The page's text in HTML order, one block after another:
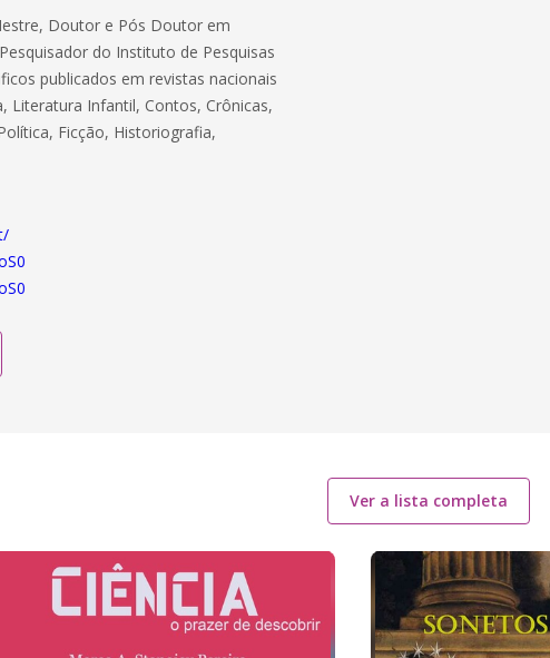
Doutor e Pós Doutor em
do Instituto de Pesquisas
publicados em revistas nacionais
Literatura Infantil, Contos, Crônicas,
Ficção, Historiografia,
Ver a lista completa